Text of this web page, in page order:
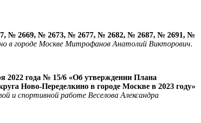
№ 2669, № 2673, № 2677, № 2682, № 2687, № 2691, №
в городе Москве Митрофанов Анатолий Викторович.
2022 года № 15/6 «Об утверждении Плана
Ново-Переделкино в городе Москве в 2023 году»
и спортивной работе Веселова Александра